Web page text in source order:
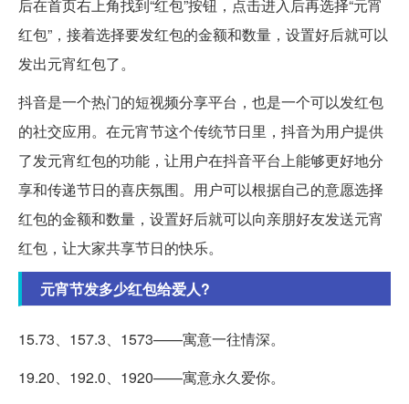
后在首页右上角找到“红包”按钮，点击进入后再选择“元宵
红包”，接着选择要发红包的金额和数量，设置好后就可以
发出元宵红包了。
抖音是一个热门的短视频分享平台，也是一个可以发红包
的社交应用。在元宵节这个传统节日里，抖音为用户提供
了发元宵红包的功能，让用户在抖音平台上能够更好地分
享和传递节日的喜庆氛围。用户可以根据自己的意愿选择
红包的金额和数量，设置好后就可以向亲朋好友发送元宵
红包，让大家共享节日的快乐。
元宵节发多少红包给爱人?
15.73、157.3、1573——寓意一往情深。
19.20、192.0、1920——寓意永久爱你。